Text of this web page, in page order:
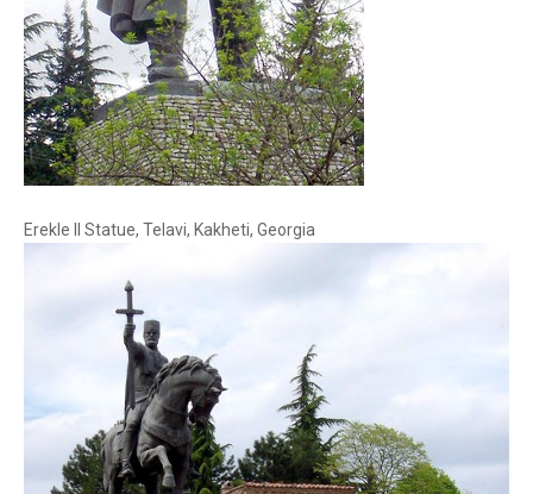
Erekle II Statue, Telavi, Kakheti, Georgia